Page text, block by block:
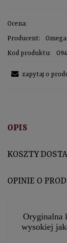
Ocena:
Producent:
Omega
Kod produktu:
zapytaj o
OPIS
KOSZTY
OPINIE O
Oryginalna
wysokiej